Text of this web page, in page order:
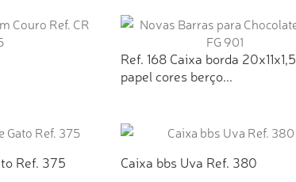
Ref. 168 Caixa borda 20x11x1,5
papel cores berço...
Ref. 375 Caixa bbs Uva Ref. 380